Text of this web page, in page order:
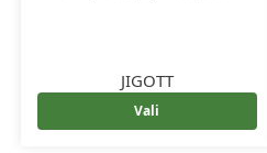
JIGOTT
Vali